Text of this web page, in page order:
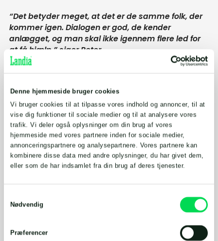
Denne hjemmeside bruger cookies
Vi bruger cookies til at tilpasse vores indhold og annoncer, til at
vise dig funktioner til sociale medier og til at analysere vores
trafik. Vi deler også oplysninger om din brug af vores
hjemmeside med vores partnere inden for sociale medier,
annonceringspartnere og analysepartnere. Vores partnere kan
kombinere disse data med andre oplysninger, du har givet dem,
eller som de har indsamlet fra din brug af deres tjenester.
Nødvendig
Præferencer
“Det betyder meget, at det er de samme folk, der
kommer igen. Dialogen er god, de kender
anlægget, og man skal ikke igennem flere led for
at få hjælp,” siger Peter.
Han peger på betydningen i det daglige arbejde:
“Det gør en stor forskel, at serviceteknikerne
kender anlæggene og ved, hvad de kommer ud til.
Det giver en nemmere og mere stabil drift.”